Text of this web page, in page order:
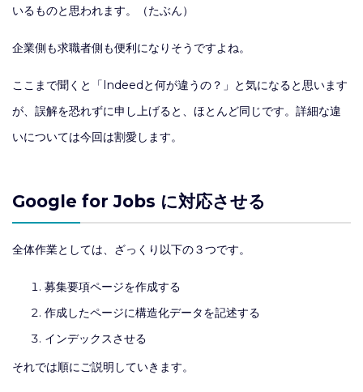
いるものと思われます。（たぶん）
企業側も求職者側も便利になりそうですよね。
ここまで聞くと「Indeedと何が違うの？」と気になると思います
が、誤解を恐れずに申し上げると、ほとんど同じです。詳細な違
いについては今回は割愛します。
Google for Jobs に対応させる
全体作業としては、ざっくり以下の３つです。
募集要項ページを作成する
作成したページに構造化データを記述する
インデックスさせる
それでは順にご説明していきます。